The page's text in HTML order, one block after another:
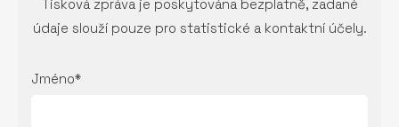
Tisková zpráva je poskytována bezplatně, zadané
údaje slouží pouze pro statistické a kontaktní účely.
Jméno*